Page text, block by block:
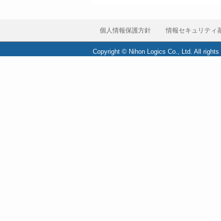
個人情報保護方針 情報セキュリティ
Copyright © Nihon Logics Co., Ltd. All rights